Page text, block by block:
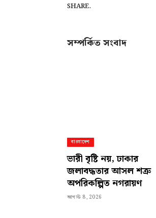
SHARE.
সম্পর্কিত সংবাদ
বাংলাদেশ
ভারী বৃষ্টি নয়, ঢাকার
জলাবদ্ধতার আসল শত্রু
অপরিকল্পিত নগরায়ণ
আগস্ট 8, 2026